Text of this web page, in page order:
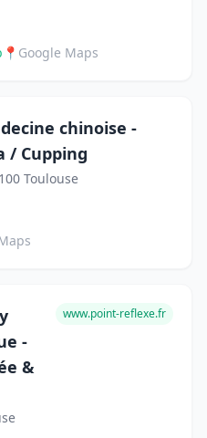
📍 Google Maps
chinoise -
/ Cupping
Toulouse
-
&
www.point-reflexe.fr